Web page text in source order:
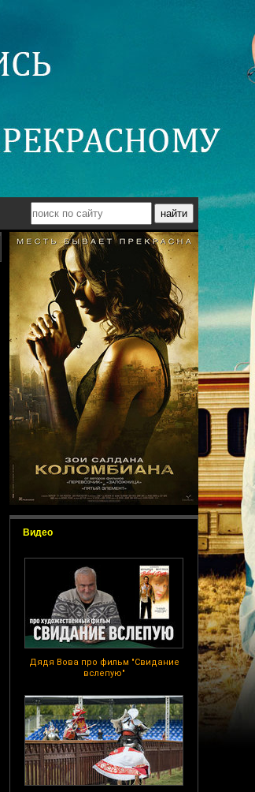
Видео
Дядя Вова про фильм "Свидание
вслепую"